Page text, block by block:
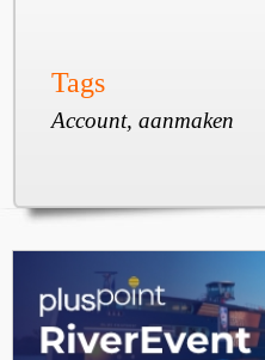
Tags
Account, aanmaken